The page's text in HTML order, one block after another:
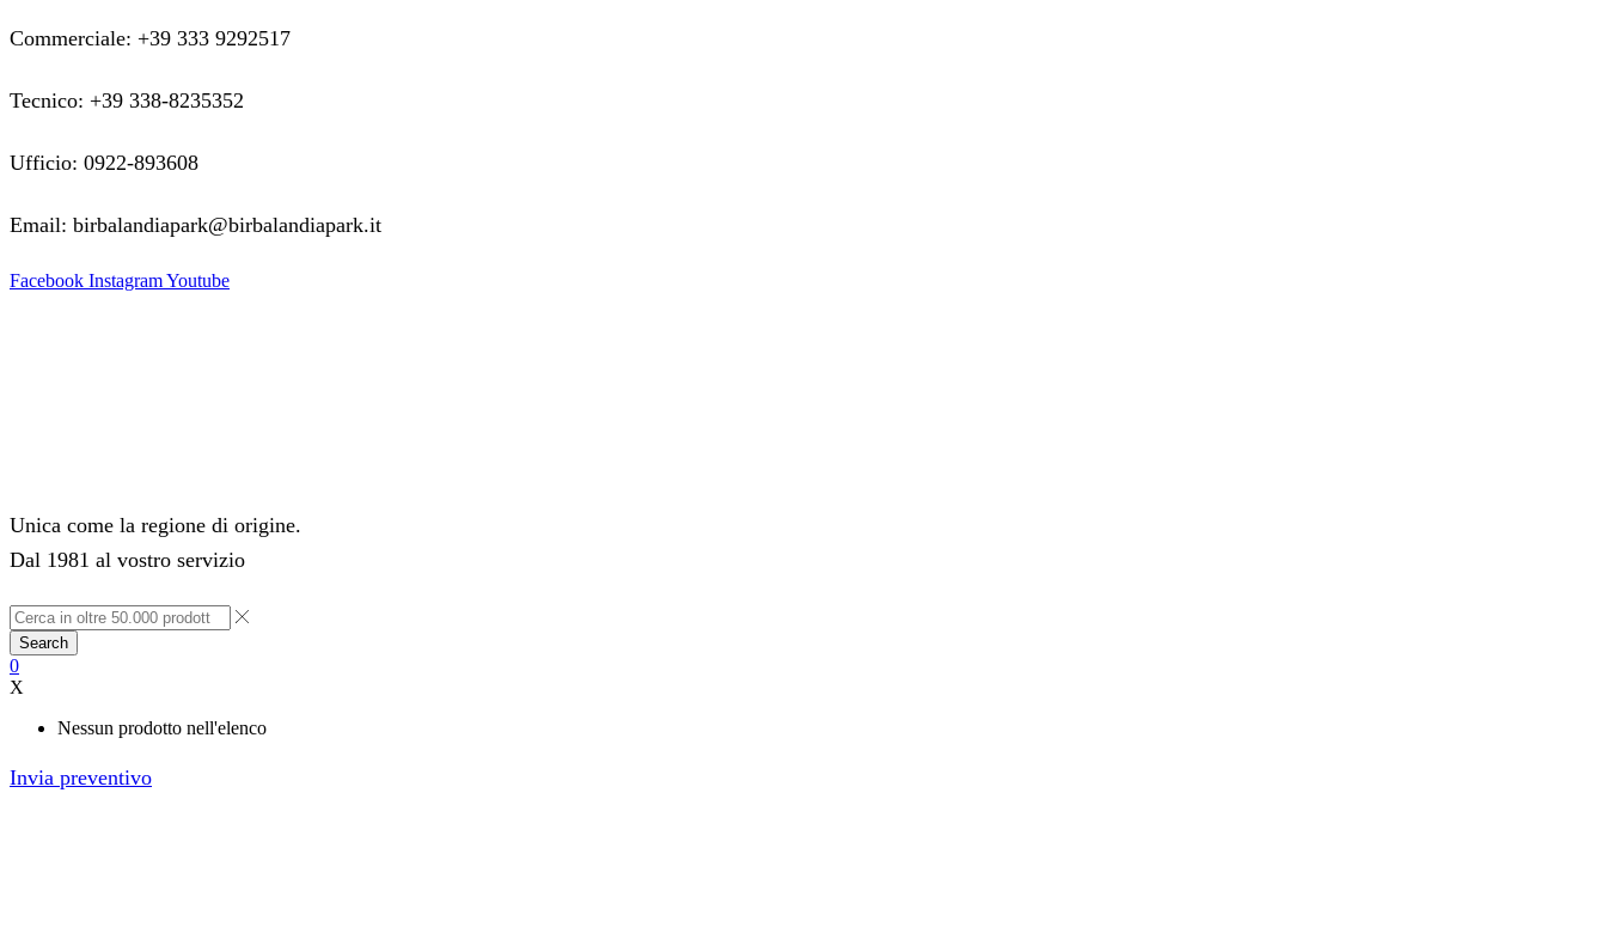
Commerciale: +39 333 9292517
Tecnico: +39 338-8235352
Ufficio: 0922-893608
Email: birbalandiapark@birbalandiapark.it
Facebook InstagramYoutube
Unica come la regione di origine.
Dal 1981 al vostro servizio
Search
0
X
Nessun prodotto nell'elenco
Invia preventivo